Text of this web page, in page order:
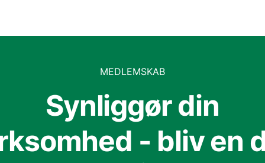
MEDLEMSKAB
Synliggør din
- bliv en